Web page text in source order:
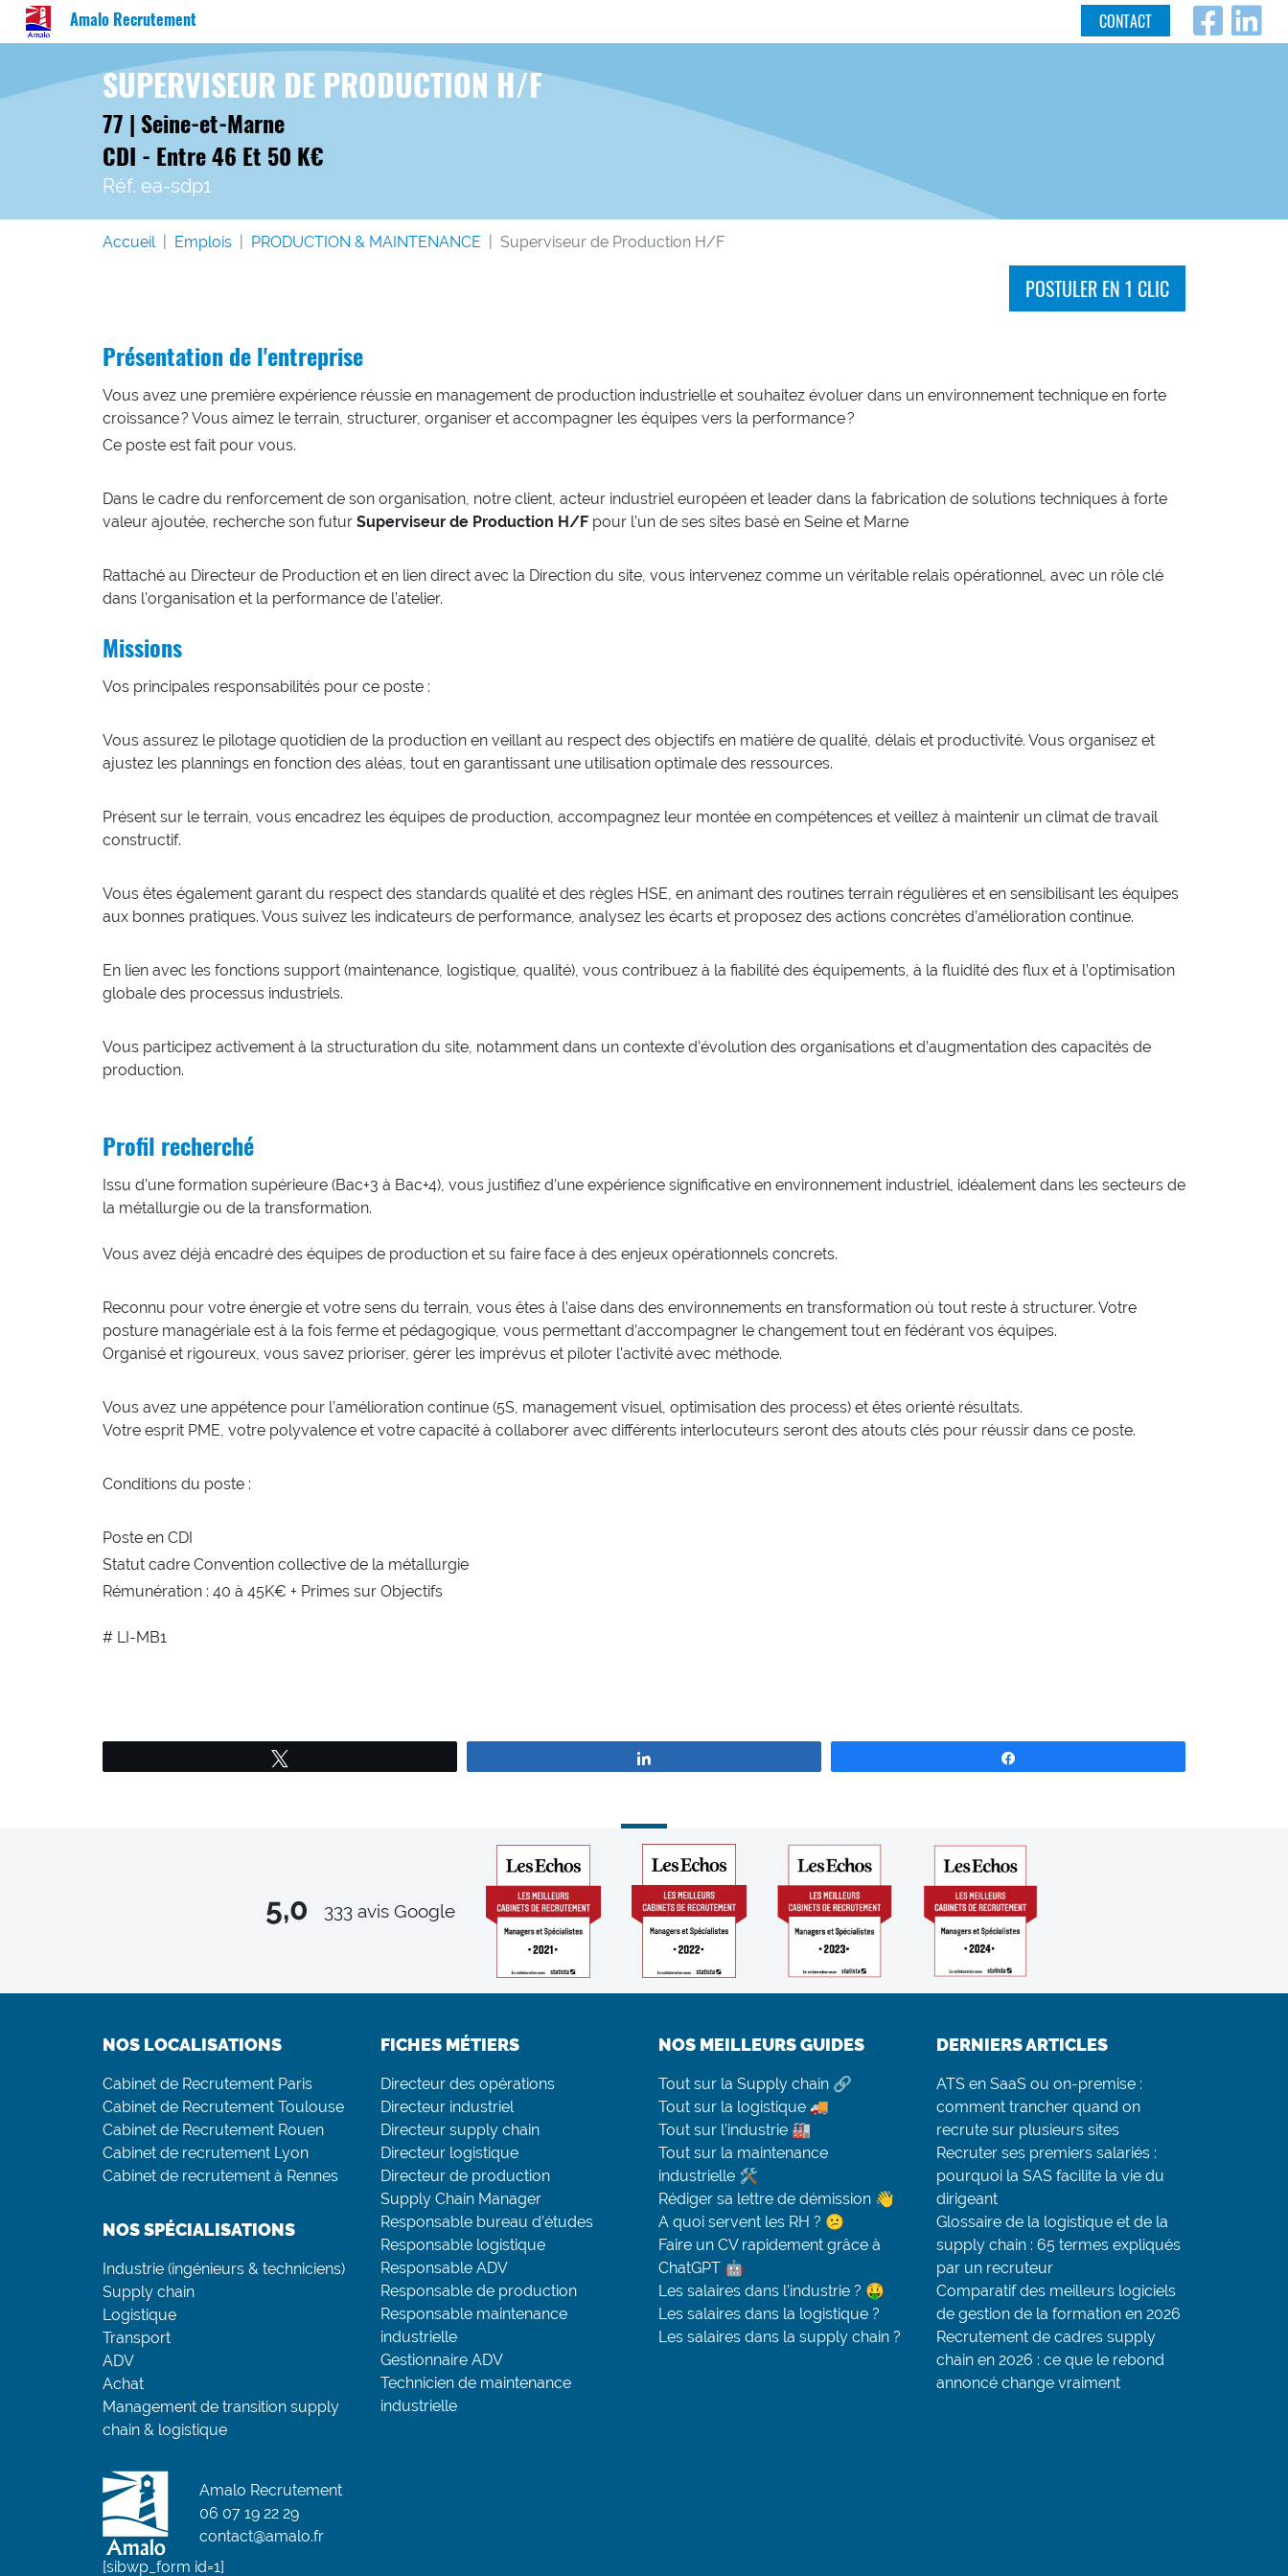
Amalo Recrutement CONTACT
SUPERVISEUR DE PRODUCTION H/F
77 | Seine-et-Marne
CDI - Entre 46 Et 50 K€
Réf. ea-sdp1
Accueil Emplois PRODUCTION & MAINTENANCE Superviseur de Production H/F
POSTULER EN 1 CLIC
Présentation de l'entreprise
Vous avez une première expérience réussie en management de production industrielle et souhaitez évoluer dans un environnement technique en forte
croissance ? Vous aimez le terrain, structurer, organiser et accompagner les équipes vers la performance ?
Ce poste est fait pour vous.
Dans le cadre du renforcement de son organisation, notre client, acteur industriel européen et leader dans la fabrication de solutions techniques à forte
valeur ajoutée, recherche son futur Superviseur de Production H/F pour l’un de ses sites basé en Seine et Marne
Rattaché au Directeur de Production et en lien direct avec la Direction du site, vous intervenez comme un véritable relais opérationnel, avec un rôle clé
dans l’organisation et la performance de l’atelier.
Missions
Vos principales responsabilités pour ce poste :
Vous assurez le pilotage quotidien de la production en veillant au respect des objectifs en matière de qualité, délais et productivité. Vous organisez et
ajustez les plannings en fonction des aléas, tout en garantissant une utilisation optimale des ressources.
Présent sur le terrain, vous encadrez les équipes de production, accompagnez leur montée en compétences et veillez à maintenir un climat de travail
constructif.
Vous êtes également garant du respect des standards qualité et des règles HSE, en animant des routines terrain régulières et en sensibilisant les équipes
aux bonnes pratiques. Vous suivez les indicateurs de performance, analysez les écarts et proposez des actions concrètes d’amélioration continue.
En lien avec les fonctions support (maintenance, logistique, qualité), vous contribuez à la fiabilité des équipements, à la fluidité des flux et à l’optimisation
globale des processus industriels.
Vous participez activement à la structuration du site, notamment dans un contexte d’évolution des organisations et d’augmentation des capacités de
production.
Profil recherché
Issu d’une formation supérieure (Bac+3 à Bac+4), vous justifiez d’une expérience significative en environnement industriel, idéalement dans les secteurs de
la métallurgie ou de la transformation.
Vous avez déjà encadré des équipes de production et su faire face à des enjeux opérationnels concrets.
Reconnu pour votre énergie et votre sens du terrain, vous êtes à l’aise dans des environnements en transformation où tout reste à structurer. Votre
posture managériale est à la fois ferme et pédagogique, vous permettant d’accompagner le changement tout en fédérant vos équipes.
Organisé et rigoureux, vous savez prioriser, gérer les imprévus et piloter l’activité avec méthode.
Vous avez une appétence pour l’amélioration continue (5S, management visuel, optimisation des process) et êtes orienté résultats.
Votre esprit PME, votre polyvalence et votre capacité à collaborer avec différents interlocuteurs seront des atouts clés pour réussir dans ce poste.
Conditions du poste :
Poste en CDI
Statut cadre Convention collective de la métallurgie
Rémunération : 40 à 45K€ + Primes sur Objectifs
# LI-MB1
5,0 333 avis Google
NOS LOCALISATIONS
Cabinet de Recrutement Paris
Cabinet de Recrutement Toulouse
Cabinet de Recrutement Rouen
Cabinet de recrutement Lyon
Cabinet de recrutement à Rennes
NOS SPÉCIALISATIONS
Industrie (ingénieurs & techniciens)
Supply chain
Logistique
Transport
ADV
Achat
Management de transition supply
chain & logistique
Amalo Recrutement
06 07 19 22 29
contact@amalo.fr
FICHES MÉTIERS
Directeur des opérations
Directeur industriel
Directeur supply chain
Directeur logistique
Directeur de production
Supply Chain Manager
Responsable bureau d’études
Responsable logistique
Responsable ADV
Responsable de production
Responsable maintenance
industrielle
Gestionnaire ADV
Technicien de maintenance
industrielle
NOS MEILLEURS GUIDES
Tout sur la Supply chain 🔗
Tout sur la logistique 🚚
Tout sur l’industrie 🏭
Tout sur la maintenance
industrielle 🛠
Rédiger sa lettre de démission 👋
A quoi servent les RH ? 😕
Faire un CV rapidement grâce à
ChatGPT 🤖
Les salaires dans l’industrie ? 🤑
Les salaires dans la logistique ?
Les salaires dans la supply chain ?
DERNIERS ARTICLES
ATS en SaaS ou on-premise :
comment trancher quand on
recrute sur plusieurs sites
Recruter ses premiers salariés :
pourquoi la SAS facilite la vie du
dirigeant
Glossaire de la logistique et de la
supply chain : 65 termes expliqués
par un recruteur
Comparatif des meilleurs logiciels
de gestion de la formation en 2026
Recrutement de cadres supply
chain en 2026 : ce que le rebond
annoncé change vraiment
[sibwp_form id=1]